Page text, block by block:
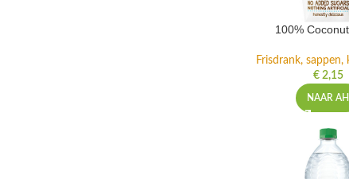
100%
Frisdrank, sappen,
€2,15
NAAR AH